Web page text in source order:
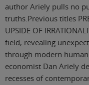
author Ariely pulls no
truths.Previous titles
UPSIDE OF
field, revealing
through modern
economist Dan Ariely
recesses of